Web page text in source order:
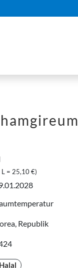
L = 25,10 €)
Republik
Halal